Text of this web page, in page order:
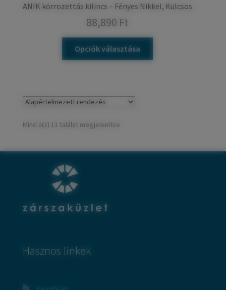
ANIK körrozettás kilincs – Fényes Nikkel, Kulcsos
88,890 Ft
Opciók választása
Mind a(z) 11 találat megjelenítve
Hasznos linkek